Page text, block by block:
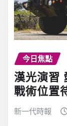
今日焦點
漢光演習
戰術位置
新一代時報